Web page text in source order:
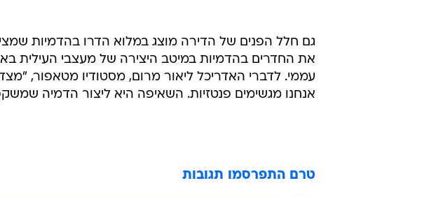
גם חלל הפנים של הדירה מוצג במלוא הדרו בהדמיות
את החדרים בהדמיות במיטב היצירה של מעצבי העילית
עממי. לדברי האדריכל ליאור מרום, מסטודיו מטאפור,
אנחנו מגשימים פנטזיות. השאיפה היא ליצור הדמיה
טרם התפרסמו תגובות